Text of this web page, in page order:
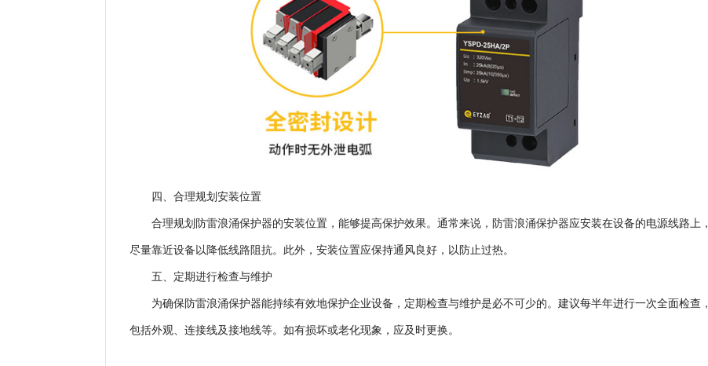
四、合理规划安装位置
合理规划防雷浪涌保护器的安装位置，能够提高保护效果。通常来说，防雷浪涌保护器应安装在设备的电源线路上，
尽量靠近设备以降低线路阻抗。此外，安装位置应保持通风良好，以防止过热。
五、定期进行检查与维护
为确保防雷浪涌保护器能持续有效地保护企业设备，定期检查与维护是必不可少的。建议每半年进行一次全面检查，
包括外观、连接线及接地线等。如有损坏或老化现象，应及时更换。